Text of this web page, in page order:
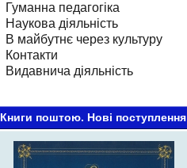
Гуманна педагогіка
Наукова діяльність
В майбутнє через культуру
Контакти
Видавнича діяльність
Книги поштою. Нові поступлення